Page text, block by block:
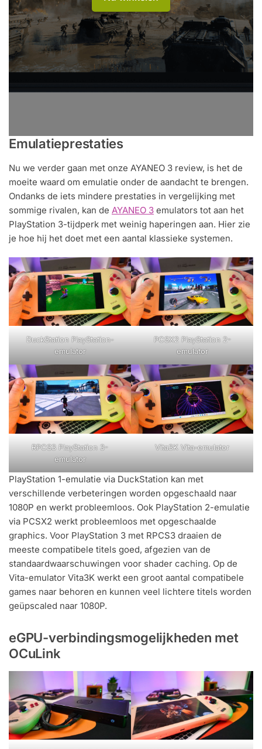
Emulatieprestaties
Nu we verder gaan met onze AYANEO 3 review, is het de
moeite waard om emulatie onder de aandacht te brengen.
Ondanks de iets mindere prestaties in vergelijking met
sommige rivalen, kan de AYANEO 3 emulators tot aan het
PlayStation 3-tijdperk met weinig haperingen aan. Hier zie
je hoe hij het doet met een aantal klassieke systemen.
DuckStation PlayStation-
emulator
PCSX2 PlayStation 2-
emulator
RPCS3 PlayStation 3-
emulator
Vita3K Vita-emulator
PlayStation 1-emulatie via DuckStation kan met
verschillende verbeteringen worden opgeschaald naar
1080P en werkt probleemloos. Ook PlayStation 2-emulatie
via PCSX2 werkt probleemloos met opgeschaalde
graphics. Voor PlayStation 3 met RPCS3 draaien de
meeste compatibele titels goed, afgezien van de
standaardwaarschuwingen voor shader caching. Op de
Vita-emulator Vita3K werkt een groot aantal compatibele
games naar behoren en kunnen veel lichtere titels worden
geüpscaled naar 1080P.
eGPU-verbindingsmogelijkheden met
OCuLink